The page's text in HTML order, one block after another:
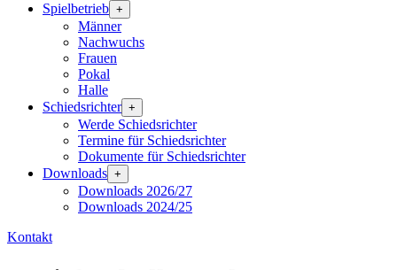
Spielbetrieb +
Männer
Nachwuchs
Frauen
Pokal
Halle
Schiedsrichter +
Werde Schiedsrichter
Termine für Schiedsrichter
Dokumente für Schiedsrichter
Downloads +
Downloads 2026/27
Downloads 2024/25
Kontakt